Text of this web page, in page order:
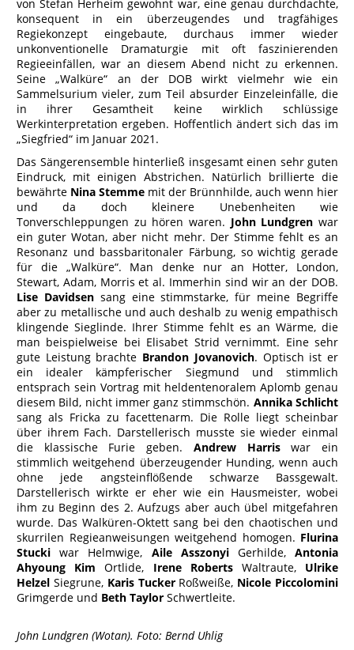
von Stefan Herheim gewohnt war, eine genau durchdachte,
konsequent in ein überzeugendes und tragfähiges
Regiekonzept eingebaute, durchaus immer wieder
unkonventionelle Dramaturgie mit oft faszinierenden
Regieeinfällen, war an diesem Abend nicht zu erkennen.
Seine „Walküre“ an der DOB wirkt vielmehr wie ein
Sammelsurium vieler, zum Teil absurder Einzeleinfälle, die
in ihrer Gesamtheit keine wirklich schlüssige
Werkinterpretation ergeben. Hoffentlich ändert sich das im
„Siegfried“ im Januar 2021.
Das Sängerensemble hinterließ insgesamt einen sehr guten
Eindruck, mit einigen Abstrichen. Natürlich brillierte die
bewährte Nina Stemme mit der Brünnhilde, auch wenn hier
und da doch kleinere Unebenheiten wie
Tonverschleppungen zu hören waren. John Lundgren war
ein guter Wotan, aber nicht mehr. Der Stimme fehlt es an
Resonanz und bassbaritonaler Färbung, so wichtig gerade
für die „Walküre“. Man denke nur an Hotter, London,
Stewart, Adam, Morris et al. Immerhin sind wir an der DOB.
Lise Davidsensang eine stimmstarke, für meine Begriffe
aber zu metallische und auch deshalb zu wenig empathisch
klingende Sieglinde. Ihrer Stimme fehlt es an Wärme, die
man beispielweise bei Elisabet Strid vernimmt. Eine sehr
gute Leistung brachte Brandon Jovanovich. Optisch ist er
ein idealer kämpferischer Siegmund und stimmlich
entsprach sein Vortrag mit heldentenoralem Aplomb genau
diesem Bild, nicht immer ganz stimmschön. Annika Schlicht
sang als Fricka zu facettenarm. Die Rolle liegt scheinbar
über ihrem Fach. Darstellerisch musste sie wieder einmal
die klassische Furie geben. Andrew Harriswar ein
stimmlich weitgehend überzeugender Hunding, wenn auch
ohne jede angsteinflößende schwarze Bassgewalt.
Darstellerisch wirkte er eher wie ein Hausmeister, wobei
ihm zu Beginn des 2. Aufzugs aber auch übel mitgefahren
wurde. Das Walküren-Oktett sang bei den chaotischen und
skurrilen Regieanweisungen weitgehend homogen. Flurina
Stucki war Helmwige, Aile AsszonyiGerhilde,Antonia
Ahyoung Kim Ortlide, Irene RobertsWaltraute, Ulrike
Helzel Siegrune, Karis TuckerRoßweiße, Nicole Piccolomini
Grimgerde und Beth Taylor Schwertleite.
John Lundgren (Wotan). Foto: Bernd Uhlig